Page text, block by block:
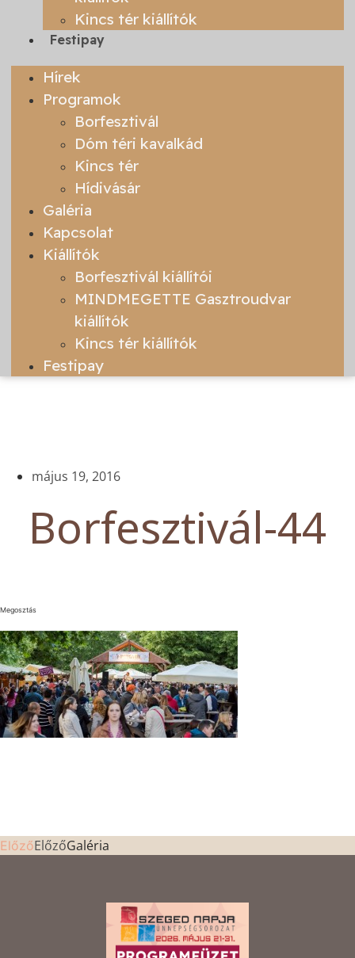
Kincs tér kiállítók
Festipay
Hírek
Programok
Borfesztivál
Dóm téri kavalkád
Kincs tér
Hídivásár
Galéria
Kapcsolat
Kiállítók
Borfesztivál kiállítói
MINDMEGETTE Gasztroudvar
kiállítók
Kincs tér kiállítók
Festipay
május 19, 2016
Borfesztivál-44
Megosztás
ElőzőElőzőGaléria